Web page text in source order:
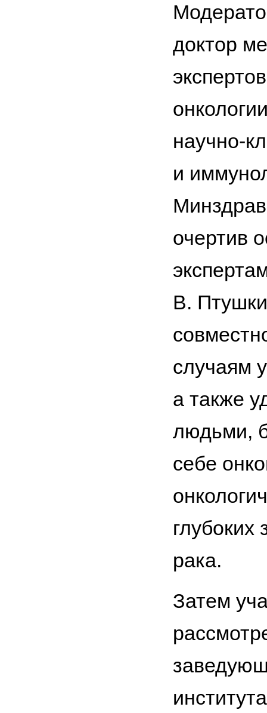
доктор
научно-
и
очертив
В.
случаям
а также
людьми,
себе
рака.
Затем